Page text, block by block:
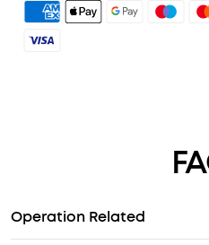
à 40 heures
heures de musique en
tandis que l'arceau
uniformément la
Certifié TCO: pour une
4. Débloquer des avantages
savoir plus
Operation Related